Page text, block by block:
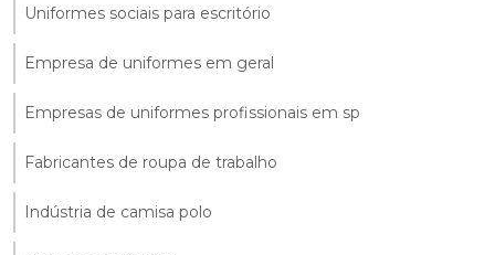
Uniformes sociais para escritório
Empresa de uniformes em geral
Empresas de uniformes profissionais em sp
Fabricantes de roupa de trabalho
Indústria de camisa polo